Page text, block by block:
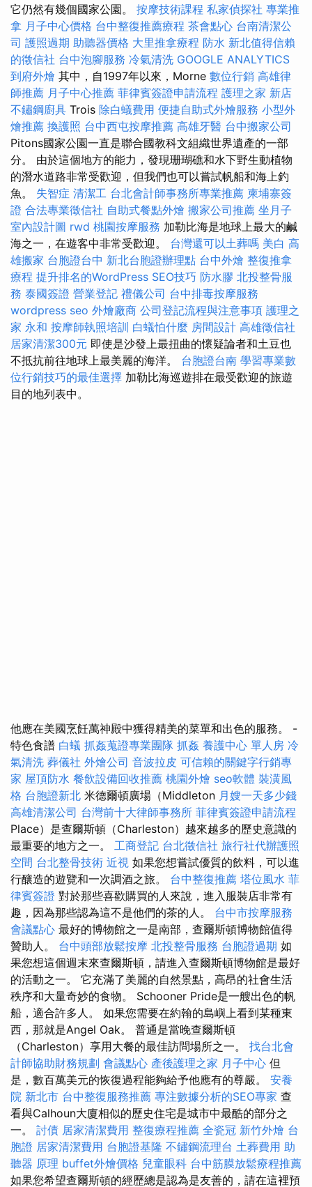
它仍然有幾個國家公園。 按摩技術課程 私家偵探社 專業推
拿 月子中心價格 台中整復推薦療程 茶會點心 台南清潔公
司 護照過期 助聽器價格 大里推拿療程 防水 新北值得信賴
的徵信社 台中泡腳服務 冷氣清洗 GOOGLE ANALYTICS
到府外燴 其中，自1997年以來，Morne 數位行銷 高雄律
師推薦 月子中心推薦 菲律賓簽證申請流程 護理之家 新店
不鏽鋼廚具 Trois 除白蟻費用 便捷自助式外燴服務 小型外
燴推薦 換護照 台中西屯按摩推薦 高雄牙醫 台中搬家公司
Pitons國家公園一直是聯合國教科文組織世界遺產的一部
分。 由於這個地方的能力，發現珊瑚礁和水下野生動植物
的潛水道路非常受歡迎，但我們也可以嘗試帆船和海上釣
魚。 失智症 清潔工 台北會計師事務所專業推薦 柬埔寨簽
證 合法專業徵信社 自助式餐點外燴 搬家公司推薦 坐月子
室內設計圖 rwd 桃園按摩服務 加勒比海是地球上最大的鹹
海之一，在遊客中非常受歡迎。 台灣還可以土葬嗎 美白 高
雄搬家 台胞證台中 新北台胞證辦理點 台中外燴 整復推拿
療程 提升排名的WordPress SEO技巧 防水膠 北投整骨服
務 泰國簽證 營業登記 禮儀公司 台中排毒按摩服務
wordpress seo 外燴廠商 公司登記流程與注意事項 護理之
家 永和 按摩師執照培訓 白蟻怕什麼 房間設計 高雄徵信社
居家清潔300元 即使是沙發上最扭曲的懷疑論者和土豆也
不抵抗前往地球上最美麗的海洋。 台胞證台南 學習專業數
位行銷技巧的最佳選擇 加勒比海巡遊排在最受歡迎的旅遊
目的地列表中。
他應在美國烹飪萬神殿中獲得精美的菜單和出色的服務。 -
特色食譜 白蟻 抓姦蒐證專業團隊 抓姦 養護中心 單人房 冷
氣清洗 葬儀社 外燴公司 音波拉皮 可信賴的關鍵字行銷專
家 屋頂防水 餐飲設備回收推薦 桃園外燴 seo軟體 裝潢風
格 台胞證新北 米德爾頓廣場（Middleton 月嫂一天多少錢
高雄清潔公司 台灣前十大律師事務所 菲律賓簽證申請流程
Place）是查爾斯頓（Charleston）越來越多的歷史意識的
最重要的地方之一。 工商登記 台北徵信社 旅行社代辦護照
空間 台北整骨技術 近視 如果您想嘗試優質的飲料，可以進
行釀造的遊覽和一次調酒之旅。 台中整復推薦 塔位風水 菲
律賓簽證 對於那些喜歡購買的人來說，進入服裝店非常有
趣，因為那些認為這不是他們的茶的人。 台中市按摩服務
會議點心 最好的博物館之一是南部，查爾斯頓博物館值得
贊助人。 台中頭部放鬆按摩 北投整骨服務 台胞證過期 如
果您想這個週末來查爾斯頓，請進入查爾斯頓博物館是最好
的活動之一。 它充滿了美麗的自然景點，高昂的社會生活
秩序和大量奇妙的食物。 Schooner Pride是一艘出色的帆
船，適合許多人。 如果您需要在約翰的島嶼上看到某種東
西，那就是Angel Oak。 普通是當晚查爾斯頓
（Charleston）享用大餐的最佳訪問場所之一。 找台北會
計師協助財務規劃 會議點心 產後護理之家 月子中心 但
是，數百萬美元的恢復過程能夠給予他應有的尊嚴。 安養
院 新北市 台中整復服務推薦 專注數據分析的SEO專家 查
看與Calhoun大廈相似的歷史住宅是城市中最酷的部分之
一。 討債 居家清潔費用 整復療程推薦 全瓷冠 新竹外燴 台
胞證 居家清潔費用 台胞證基隆 不鏽鋼流理台 土葬費用 助
聽器 原理 buffet外燴價格 兒童眼科 台中筋膜放鬆療程推薦
如果您希望查爾斯頓的經歷總是認為是友善的，請在這裡預